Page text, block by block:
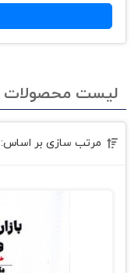
لیست محصولات
مرتب سازی بر اساس: